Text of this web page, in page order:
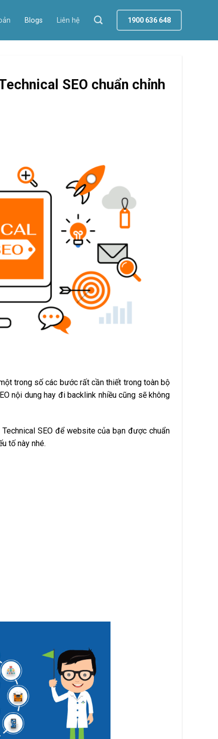
Blogs Liên hệ 1900 636 648
SEO chuẩn chỉnh
trong số các bước rất cần thiết trong toàn bộ
nội dung hay đi backlink nhiều cũng sẽ không
SEO để website của bạn được chuẩn
tố này nhé.